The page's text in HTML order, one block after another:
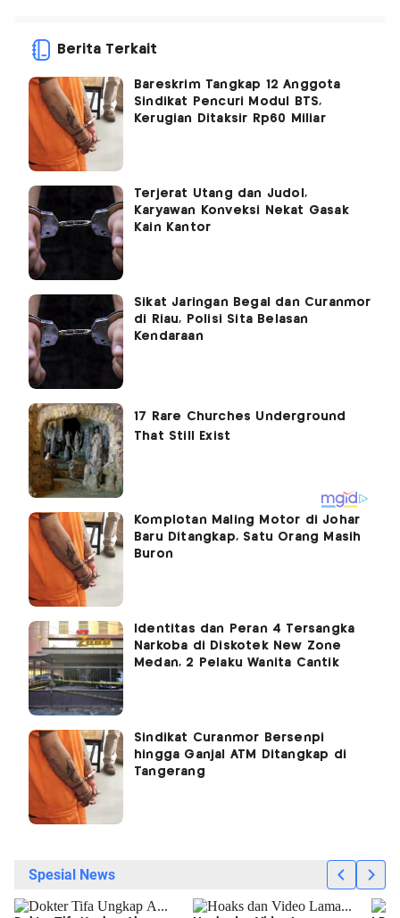
Berita Terkait
Bareskrim Tangkap 12 Anggota
Sindikat Pencuri Modul BTS,
Kerugian Ditaksir Rp60 Miliar
Terjerat Utang dan Judol,
Karyawan Konveksi Nekat Gasak
Kain Kantor
Sikat Jaringan Begal dan Curanmor
di Riau, Polisi Sita Belasan
Kendaraan
Komplotan Maling Motor di Johar
Baru Ditangkap, Satu Orang Masih
Buron
Identitas dan Peran 4 Tersangka
Narkoba di Diskotek New Zone
Medan, 2 Pelaku Wanita Cantik
Sindikat Curanmor Bersenpi
hingga Ganjal ATM Ditangkap di
Tangerang